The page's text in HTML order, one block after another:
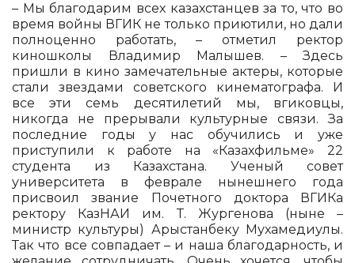
– Мы благодарим всех казахстанцев за то, что во
время войны ВГИК не только приютили, но дали
полноценно работать, – отметил ректор
киношколы Владимир Малышев. – Здесь
пришли в кино замечательные актеры, которые
стали звездами советского кинематографа. И
все эти семь десятилетий мы, вгиковцы,
никогда не прерывали культурные связи. За
последние годы у нас обучились и уже
приступили к работе на «Казахфильме» 22
студента из Казахстана. Ученый совет
университета в феврале нынешнего года
присвоил звание Почетного доктора ВГИКа
ректору КазНАИ им. Т. Жургенова (ныне –
министр культуры) Арыстанбеку Мухамедиулы.
Так что все совпадает – и наша благодарность, и